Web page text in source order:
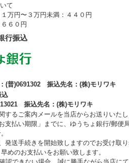
て
万円〜３万円未満：４４０円
６０円
行振込
(普)0691302 振込先名：(株)モリワキ
込
振込先名：(株)モリワキ
するご案内メールを当店からお送りいた
支払い期限」までに、ゆうちょ銀行/郵便
発送手続きを開始致しますのでお受け取
めのお支払いをお願い致します。